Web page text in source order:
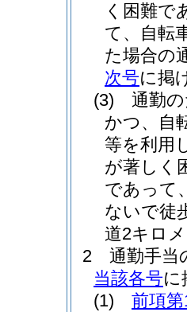
く困難で
て、自転
た場合の
次号に掲
(3)
通勤
かつ、自
等を利用
が著しく
であって
ないで徒
道2キロ
2
通勤手当
当該各号に
(1)
前項